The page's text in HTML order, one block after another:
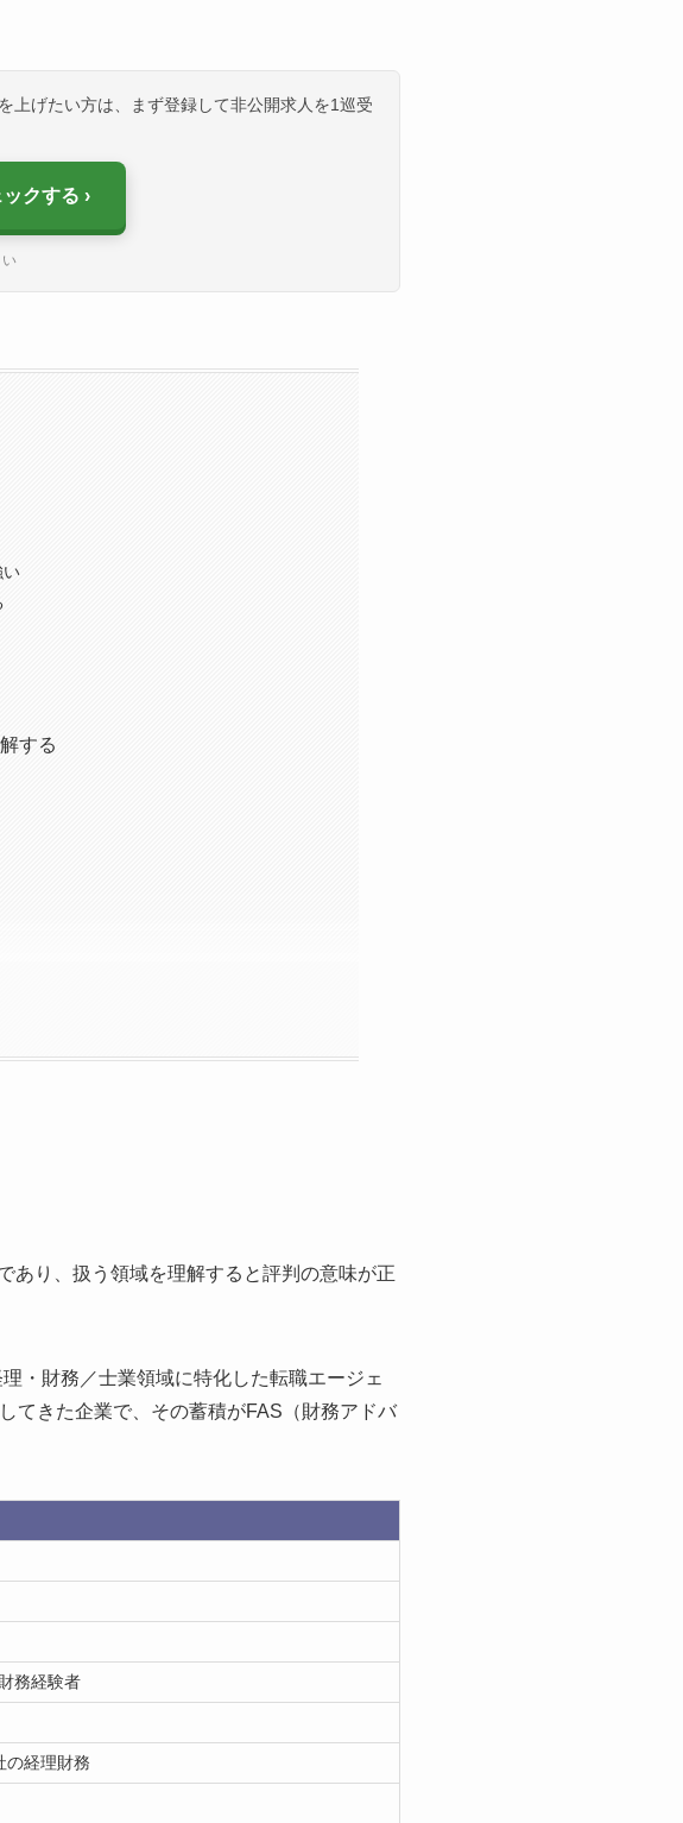
上げたい方は、まず登録して非公開求人を1巡受
クする
い
い
する
あり、扱う領域を理解すると評判の意味が正
・財務／士業領域に特化した転職エージェ
てきた企業で、その蓄積がFAS（財務アドバ
務経験者
の経理財務